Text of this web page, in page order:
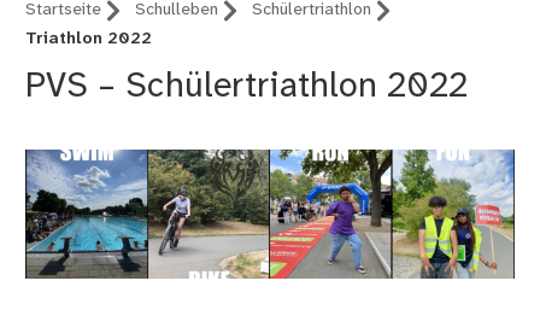
Startseite Schulleben
Schülertriathlon
Triathlon 2022
PVS – Schülertriathlon 2022